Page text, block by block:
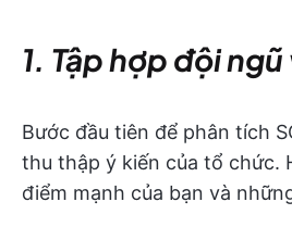
1. Tập hợp đội
Bước đầu tiên để phân tích
thu thập ý kiến của tổ chức.
điểm mạnh của bạn và